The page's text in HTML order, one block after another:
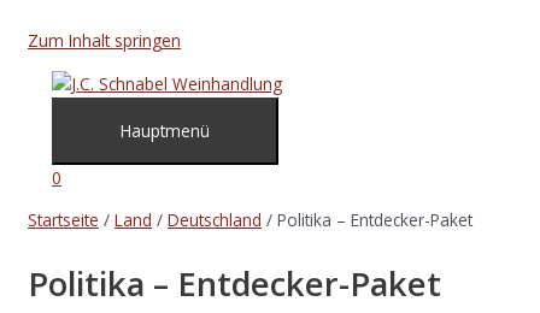
Zum Inhalt springen
Hauptmenü
0
Startseite / Land / Deutschland / Politika – Entdecker-Paket
Politika – Entdecker-Paket